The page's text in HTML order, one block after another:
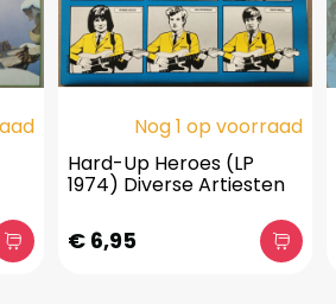
Nog 1 op voorraad
Hard-Up Heroes (LP
1974) Diverse Artiesten
€ 6,95